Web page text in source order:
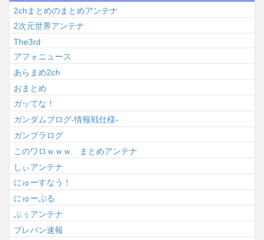
2chまとめのまとめアンテナ
2次元世界アンテナ
The3rd
アフォニュース
あらまめ2ch
おまとめ
ガッてな！
ガンダムブログ-情報戦仕様-
ガンプラログ
このワロｗｗｗ まとめアンテナ
しぃアンテナ
にゅーすなう！
にゅーぷる
ぷぅアンテナ
プレバン速報